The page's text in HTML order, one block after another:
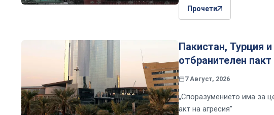
Прочети
Пакистан, Турция
отбранителен
7 Август, 2026
„Споразумението има за
акт на агресия"